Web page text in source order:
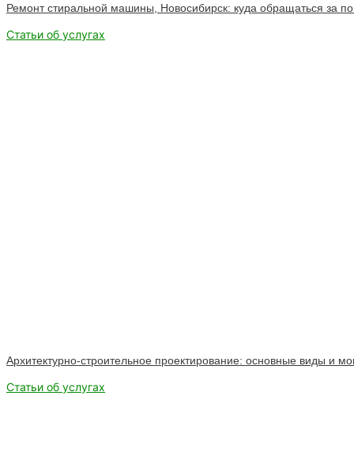
Ремонт стиральной машины, Новосибирск: куда обращаться за
Статьи об услугах
Архитектурно-строительное проектирование: основные виды и
Статьи об услугах